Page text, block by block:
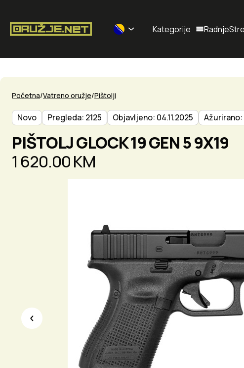
Selected currency: BAM
Kategorije Radnje
Početna Vatreno oružje Pištolji
Novo Pregleda: 2125 Objavljeno: 04.11.2025 Ažurirano:
PIŠTOLJ GLOCK 19 GEN 5 9X19
1 620.00 KM